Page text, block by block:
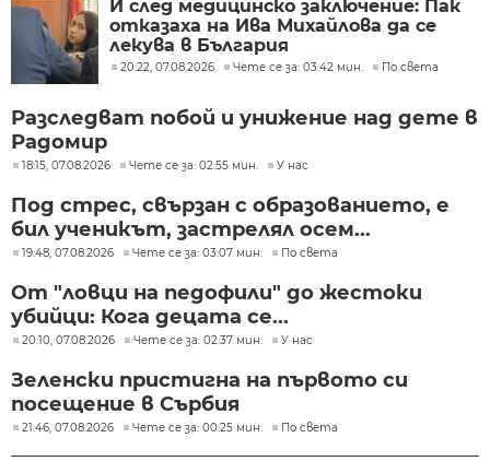
И след медицинско заключение: Пак
отказаха на Ива Михайлова да се
лекува в България
20:22, 07.08.2026 Чете се за: 03:42 мин. По света
Разследват побой и унижение над дете в
Радомир
18:15, 07.08.2026 Чете се за: 02:55 мин. У нас
Под стрес, свързан с образованието, е
бил ученикът, застрелял осем...
19:48, 07.08.2026 Чете се за: 03:07 мин. По света
От "ловци на педофили" до жестоки
убийци: Кога децата се...
20:10, 07.08.2026 Чете се за: 02:37 мин. У нас
Зеленски пристигна на първото си
посещение в Сърбия
21:46, 07.08.2026 Чете се за: 00:25 мин. По света